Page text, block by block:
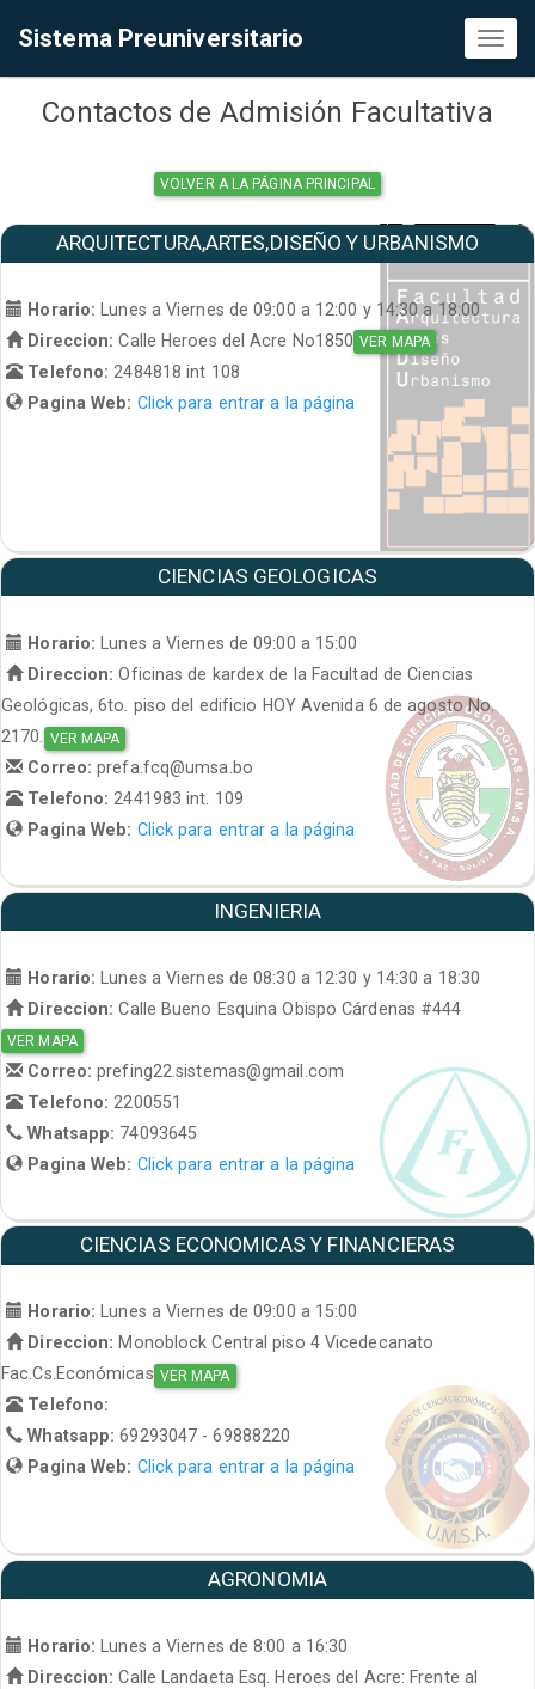
Sistema Preuniversitario
Contactos de Admisión Facultativa
VOLVER A LA PÁGINA PRINCIPAL
ARQUITECTURA,ARTES,DISEÑO Y URBANISMO
Horario:
Lunes a Viernes de 09:00 a 12:00 y 14:30 a 18:00
Direccion: Calle Heroes del Acre No1850 VER MAPA
Telefono: 2484818 int 108
Pagina Web: Click para entrar a la página
CIENCIAS GEOLOGICAS
Horario: Lunes a Viernes de 09:00 a 15:00
Direccion: Oficinas de kardex de la Facultad de Ciencias
Geológicas, 6to. piso del edificio HOY Avenida 6 de agosto No.
2170. VER MAPA
Correo:prefa.fcq@umsa.bo
Telefono:2441983 int. 109
Pagina Web: Click para entrar a la página
INGENIERIA
Horario:
Lunes a Viernes de 08:30 a 12:30 y 14:30 a 18:30
Direccion: Calle Bueno Esquina Obispo Cárdenas #444
VER MAPA
Correo:prefing22.sistemas@gmail.com
Telefono: 2200551
Whatsapp: 74093645
Pagina Web: Click para entrar a la página
CIENCIAS ECONOMICAS Y FINANCIERAS
Horario: Lunes a Viernes de 09:00 a 15:00
Direccion: Monoblock Central piso 4 Vicedecanato
Fac.Cs.Económicas VER MAPA
Telefono:
Whatsapp:69293047 - 69888220
Pagina Web: Click para entrar a la página
AGRONOMIA
Horario:
Lunes a Viernes de 8:00 a 16:30
Direccion: Calle Landaeta Esq. Heroes del Acre: Frente al